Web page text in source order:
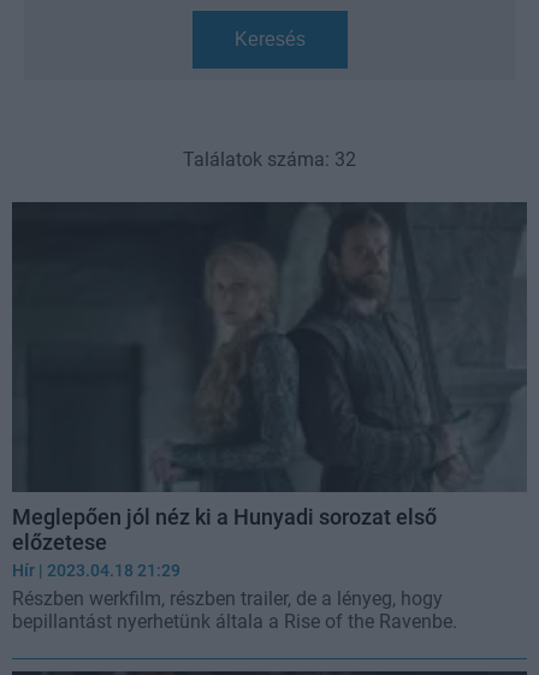
Keresés
Találatok száma: 32
Meglepően jól néz ki a Hunyadi sorozat első
előzetese
Hír | 2023.04.18 21:29
Részben werkfilm, részben trailer, de a lényeg, hogy
bepillantást nyerhetünk általa a Rise of the Ravenbe.